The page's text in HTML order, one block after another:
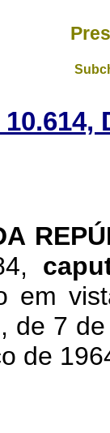
em
de 7
de